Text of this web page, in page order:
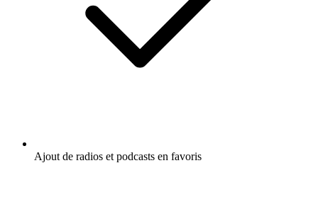
Ajout de radios et podcasts en favoris